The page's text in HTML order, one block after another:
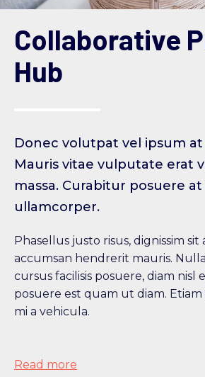
Collaborative
Hub
Donec volutpat vel ipsum
Mauris vitae vulputate erat
massa. Curabitur posuere at
ullamcorper.
Phasellus justo risus, dignissim
accumsan hendrerit mauris.
cursus facilisis posuere, diam nisl
posuere est quam ut diam.
mi a vehicula.
Read more